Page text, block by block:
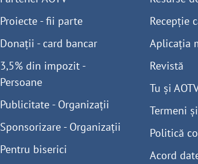
Proiecte - fii parte
Donații - card bancar
3,5% din impozit -
Persoane
Publicitate - Organizații
Sponsorizare - Organizații
Pentru biserici
Recepție
Aplicația
Revistă
Tu și
Termeni
Politică
Acord